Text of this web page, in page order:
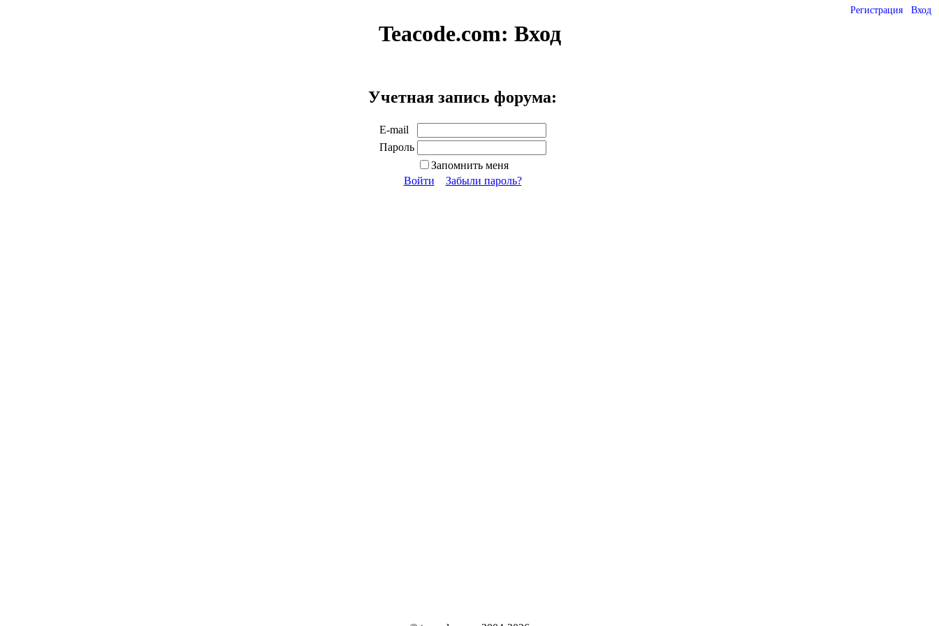
Регистрация Вход
Teacode.com: Вход
Учетная запись форума:
E-mail
Пароль
Запомнить меня
Войти
Забыли пароль?